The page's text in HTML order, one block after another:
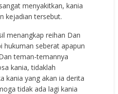
menyakitkan, kania
kejadian tersebut.
menangkap reihan Dan
hukuman seberat apapun
teman-temannya
kania, tidaklah
kania yang akan ia derita
tidak ada lagi kania